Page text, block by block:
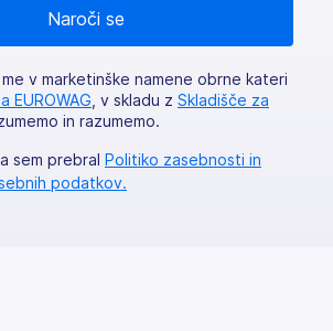
v marketinške namene obrne kateri
EUROWAG , v skladu z Skladišče za
in razumemo.
sem prebral Politiko zasebnosti in
podatkov.